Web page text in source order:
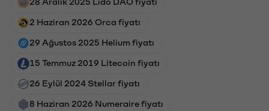
2 Haziran 2026 Orca fiyatı
29 Ağustos 2025 Helium fiyatı
15 Temmuz 2019 Litecoin fiyatı
26 Eylül 2024 Stellar fiyatı
8 Haziran 2026 Numeraire fiyatı